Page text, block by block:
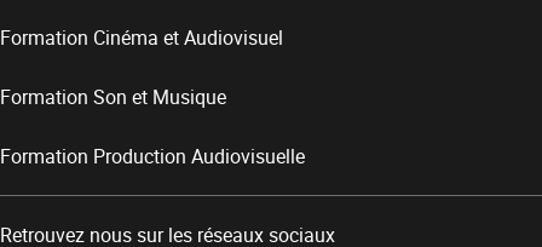
Formation Cinéma et Audiovisuel
Formation Son et Musique
Formation Production Audiovisuelle
Retrouvez nous sur les réseaux sociaux